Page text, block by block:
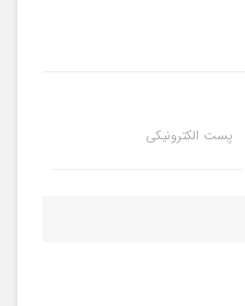
پست الکترونیکی